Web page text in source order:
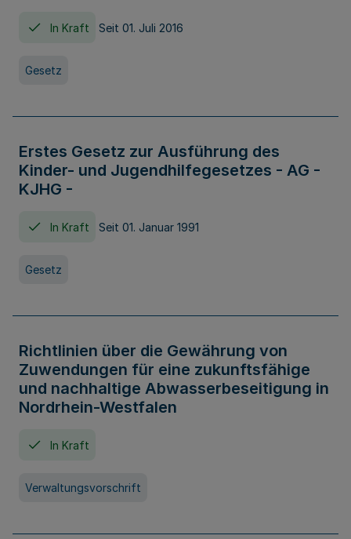
In Kraft Seit 01. Juli 2016
Gesetz
Erstes Gesetz zur Ausführung des
Kinder- und Jugendhilfegesetzes - AG -
KJHG -
In Kraft Seit 01. Januar 1991
Gesetz
Richtlinien über die Gewährung von
Zuwendungen für eine zukunftsfähige
und nachhaltige Abwasserbeseitigung in
Nordrhein-Westfalen
In Kraft
Verwaltungsvorschrift